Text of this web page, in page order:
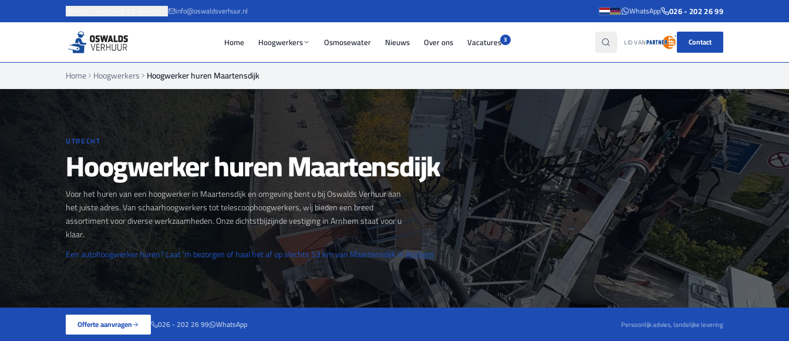
info@oswaldsverhuur.nl WhatsApp 026 - 202 26 99
Home Hoogwerkers Osmosewater Nieuws Over ons Vacatures 3 LID VAN Contact
Home Hoogwerkers Hoogwerker huren Maartensdijk
UTRECHT
Hoogwerker huren Maartensdijk
Voor het huren van een hoogwerker in Maartensdijk en omgeving bent u bij Oswalds Verhuur aan
het juiste adres. Van schaarhoogwerkers tot telescoophoogwerkers, wij bieden een breed
assortiment voor diverse werkzaamheden. Onze dichtstbijzijnde vestiging in Arnhem staat voor u
klaar.
Een autohoogwerker huren? Laat 'm bezorgen of haal het af op slechts 53 km van Maartensdijk inArnhem
Offerte aanvragen 026 - 202 26 99 WhatsApp Persoonlijk advies, landelijke levering